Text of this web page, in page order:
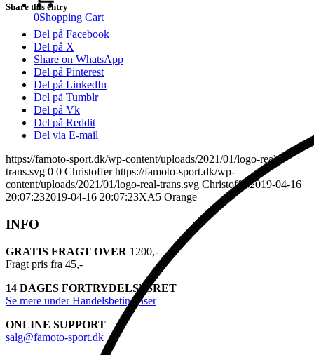
0Shopping Cart
Share this entry
Del på Facebook
Del på X
Share on WhatsApp
Del på Pinterest
Del på LinkedIn
Del på Tumblr
Del på Vk
Del på Reddit
Del via E-mail
https://famoto-sport.dk/wp-content/uploads/2021/01/logo-real-
trans.svg 0 0 Christoffer https://famoto-sport.dk/wp-
content/uploads/2021/01/logo-real-trans.svg Christoffer2019-04-16
20:07:232019-04-16 20:07:23XA5 Orange
INFO
GRATIS FRAGT OVER 1200,-
Fragt pris fra 45,-
14 DAGES FORTRYDELSESRET
Se mere under Handelsbetingelser
ONLINE SUPPORT
salg@famoto-sport.dk